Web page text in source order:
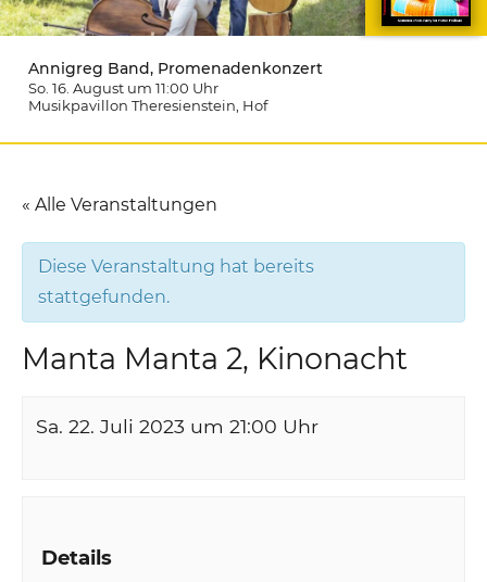
Annigreg Band, Promenadenkonzert
So. 16. August um 11:00 Uhr
Musikpavillon Theresienstein , Hof
« Alle Veranstaltungen
Diese Veranstaltung hat bereits
stattgefunden.
Manta Manta 2, Kinonacht
Sa. 22. Juli 2023 um 21:00 Uhr
Details